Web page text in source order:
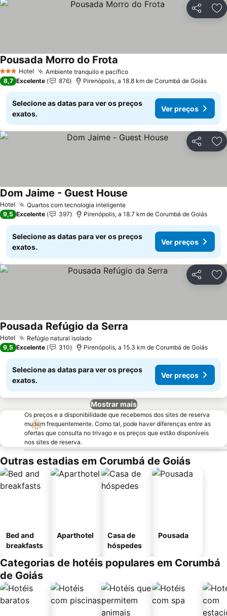
Partilhar
3 EstrelasHotel Ambiente tranquilo e pacíficoVer preços
Pousada Morro do Frota
8,7 Excelente 876 Pirenópolis, a 18.8 km de Corumbá de Goiás
Selecione as datas para ver os preços
exatos.
Ver preços
Partilhar
Hotel Quartos com tecnologia inteligenteVer preços
Dom Jaime - Guest House
9,5 Excelente 397 Pirenópolis, a 18.7 km de Corumbá de Goiás
Selecione as datas para ver os preços
exatos.
Ver preços
Partilhar
Hotel Refúgio natural isoladoVer preços
Pousada Refúgio da Serra
9,5 Excelente 310 Pirenópolis, a 15.3 km de Corumbá de Goiás
Selecione as datas para ver os preços
exatos.
Ver preços
Mostrar mais
Os preços e a disponibilidade que recebemos dos sites de reserva
mudam frequentemente. Como tal, pode haver diferenças entre as
ofertas que consulta no trivago e os preços que estão disponíveis
nos sites de reserva.
Outras estadias em Corumbá de Goiás
Bed and
breakfasts
Aparthotel
Casa de
hóspedes
Pousada
Categorias de hotéis populares em Corumbá
de Goiás